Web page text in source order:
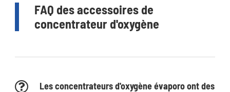
FAQ des accessoires de
concentrateur d'oxygène
Les concentrateurs d'oxygène évaporo ont des